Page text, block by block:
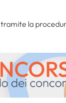
tramite la